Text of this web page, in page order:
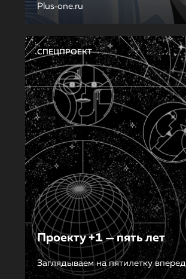
Plus‑one.ru
СПЕЦПРОЕКТ
Проекту +1 — пять лет
Заглядываем на пятилетку вперед